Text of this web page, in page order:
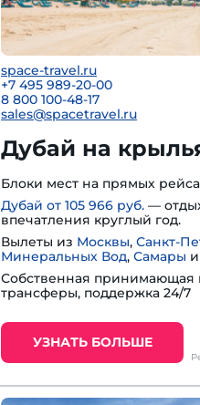
space-travel.ru
+7 495 989-20-00
8 800 100-48-17
sales@spacetravel.ru
Дубай на
Блоки мест на прямых
Дубай от 105 966 руб. —
впечатления круглый год.
Вылеты из Москвы, Санкт-
Минеральных Вод, Самары и
Собственная принимающая
трансферы, поддержка 24/7
УЗНАТЬ БОЛЬШЕ